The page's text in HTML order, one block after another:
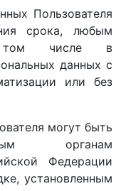
Пользователя
срока, любым
том числе в
данных с
или без
могут быть
органам
Федерации
установленным